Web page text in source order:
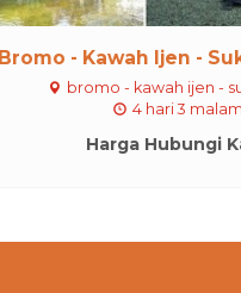
Bromo - Kawah Ijen -
bromo - kawah ijen -
4 hari 3 malam
Harga Hubungi